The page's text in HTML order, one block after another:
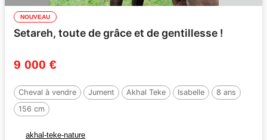
NOUVEAU
Setareh, toute de grâce et de gentillesse !
9 000 €
Cheval à vendre Jument Akhal Teke Isabelle
8 ans
156 cm
akhal-teke-nature